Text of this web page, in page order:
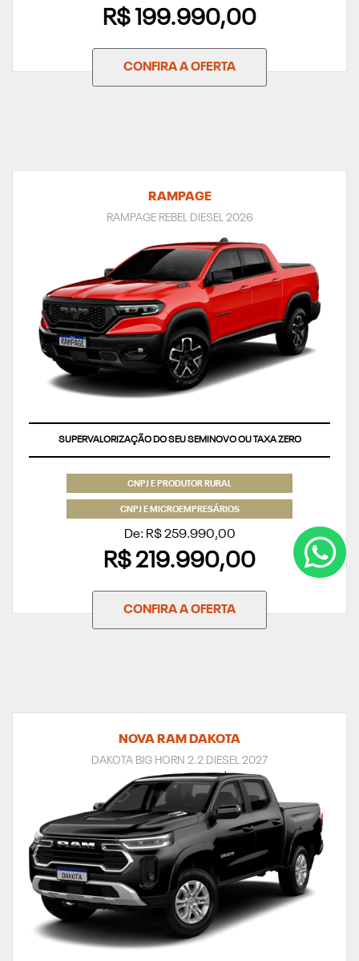
R$ 199.990,00
CONFIRA A OFERTA
RAMPAGE
RAMPAGE REBEL DIESEL 2026
SUPERVALORIZAÇÃO DO SEU SEMINOVO OU TAXA ZERO
CNPJ E PRODUTOR RURAL
CNPJ E MICROEMPRESÁRIOS
De: R$ 259.990,00
R$ 219.990,00
CONFIRA A OFERTA
NOVA RAM DAKOTA
DAKOTA BIG HORN 2.2 DIESEL 2027